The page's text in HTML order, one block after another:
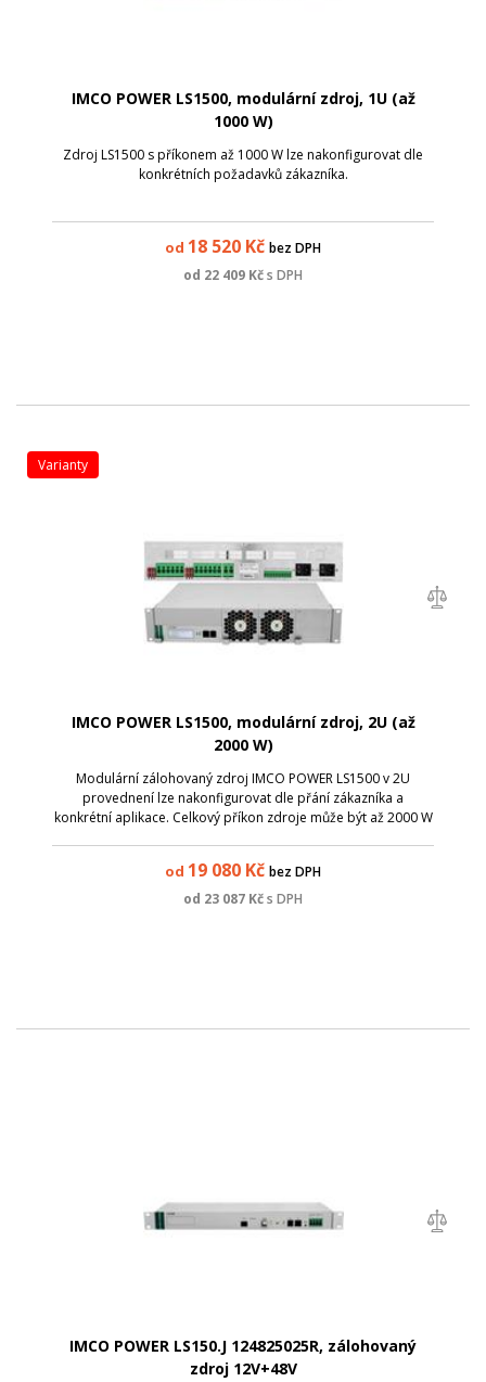
IMCO POWER LS1500, modulární zdroj, 1U (až
1000 W)
Zdroj LS1500 s příkonem až 1000 W lze nakonfigurovat dle
konkrétních požadavků zákazníka.
od 18 520 Kč bez DPH
od 22 409 Kčs DPH
IMCO POWER LS1500, modulární zdroj, 2U (až
2000 W)
Modulární zálohovaný zdroj IMCO POWER LS1500 v 2U
provednení lze nakonfigurovat dle přání zákazníka a
konkrétní aplikace. Celkový příkon zdroje může být až 2000 W
od 19 080 Kč bez DPH
od 23 087 Kčs DPH
varianty
IMCO POWER LS150.J 124825025R, zálohovaný
zdroj 12V+48V